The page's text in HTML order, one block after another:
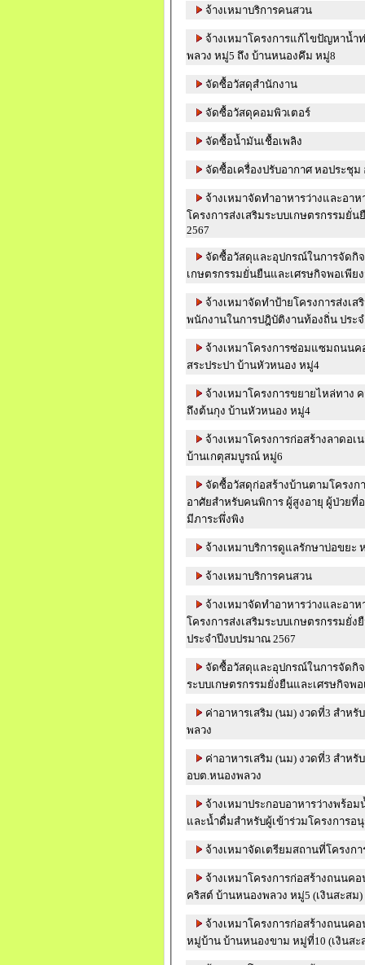
จ้างเหมาบริการคนสวน
จ้างเหมาโครงการแก้ไขปัญหาน้ำ
พลวง หมู่5 ถึง บ้านหนองคึม หมู่8
จัดซื้อวัสดุสำนักงาน
จัดซื้อวัสดุคอมพิวเตอร์
จัดซื้อน้ำมันเชื้อเพลิง
จัดซื้อเครื่องปรับอากาศ หอประชุม
จ้างเหมาจัดทำอาหารว่างและอา
โครงการส่งเสริมระบบเกษตรกรรมยั่น
2567
จัดซื้อวัสดุและอุปกรณ์ในการจัดกิจ
เกษตรกรรมยั่นยืนและเศรษกิจพอเพียง
จ้างเหมาจัดทำป้ายโครงการส่งเ
พนักงานใน
จ้างเหมาโครงการซ่อมแซมถนนค
สระประปา บ้านหัวหนอง หมู่4
จ้างเหมาโครงการขยายไหล่ทาง
ถึงต้นกุง บ้านหัวหนอง หมู่4
จ้างเหมาโครงการก่อสร้างลาดอเ
บ้านเกตุสมบูรณ์ หมู่6
จัดซื้อวัสดุก่อสร้างบ้านตามโครง
อาศัยสำหรับคนพิการ ผู้สูงอายุ ผู้ป่วยที่
มีภาระพึ่งพิง
จ้างเหมาบริการดูแลรักษาบ่อขยะ
จ้างเหมาบริการคนสวน
จ้างเหมาจัดทำอาหารว่างและอา
โครงการส่งเสริมระบบเกษตรกรรมยั่ง
ประจำปีงบปรมาณ 2567
จัดซื้อวัสดุและอุปกรณ์ในการจัดกิจ
ระบบเกษตรกรรมยั่งยืนและเศรษกิจพอ
ค่าอาหารเสริม (นม) งวดที่3 สำห
พลวง
ค่าอาหารเสริม (นม) งวดที่3 สำหรั
อบต.หนองพลวง
จ้างเหมาประกอบอาหารว่างพร้อ
และน้ำดื่มสำหรับผู้เข้าร่วมโครงการอ
จ้างเหมาจัดเตรียมสถานที่โครงกา
จ้างเหมาโครงการก่อสร้างถนนค
คริสต์ บ้านหนองพลวง หมู่5 (เงินสะสม)
จ้างเหมาโครงการก่อสร้างถนนค
หมู่บ้าน บ้านหนองขาม หมู่ที่10 (เงินสะ